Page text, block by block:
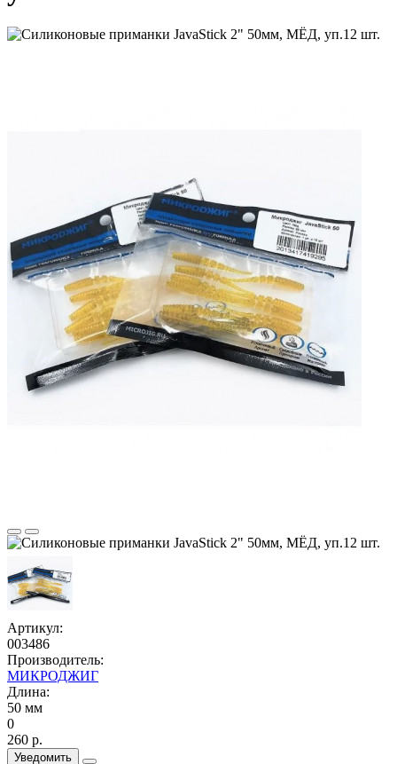
Артикул:
003486
Производитель:
МИКРОДЖИГ
Длина:
50 мм
0
260 р.
Уведомить